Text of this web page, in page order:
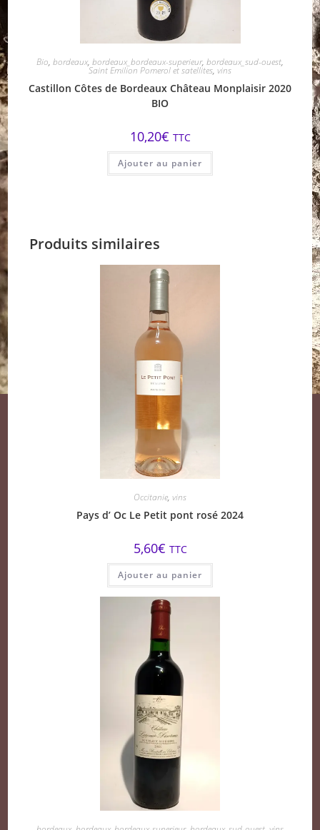
Bio, bordeaux, bordeaux_bordeaux-superieur, bordeaux_sud-ouest,
Saint Emilion Pomerol et satellites, vins
Castillon Côtes de Bordeaux Château Monplaisir 2020
BIO
10,20€ TTC
Ajouter au panier
Produits similaires
Occitanie, vins
Pays d’ Oc Le Petit pont rosé 2024
5,60€ TTC
Ajouter au panier